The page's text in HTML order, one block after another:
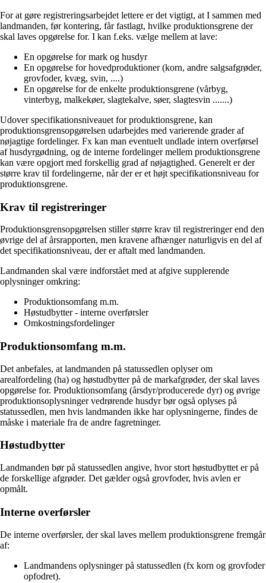
For at gøre registreringsarbejdet lettere er det vigtigt, at I sammen med
landmanden, før kontering, får fastlagt, hvilke produktionsgrene der
skal laves opgørelse for. I kan f.eks. vælge mellem at lave:
En opgørelse for mark og husdyr
En opgørelse for hovedproduktioner (korn, andre salgsafgrøder,
grovfoder, kvæg, svin, ....)
En opgørelse for de enkelte produktionsgrene (vårbyg,
vinterbyg, malkekøer, slagtekalve, søer, slagtesvin .......)
Udover specifikationsniveauet for produktionsgrene, kan
produktionsgrensopgørelsen udarbejdes med varierende grader af
nøjagtige fordelinger. Fx kan man eventuelt undlade intern overførsel
af husdyrgødning, og de interne fordelinger mellem produktionsgrene
kan være opgjort med forskellig grad af nøjagtighed. Generelt er der
større krav til fordelingerne, når der er et højt specifikationsniveau for
produktionsgrene.
Krav til registreringer
Produktionsgrensopgørelsen stiller større krav til registreringer end den
øvrige del af årsrapporten, men kravene afhænger naturligvis en del af
det specifikationsniveau, der er aftalt med landmanden.
Landmanden skal være indforstået med at afgive supplerende
oplysninger omkring:
Produktionsomfang m.m.
Høstudbytter - interne overførsler
Omkostningsfordelinger
Produktionsomfang m.m.
Det anbefales, at landmanden på statussedlen oplyser om
arealfordeling (ha) og høstudbytter på de markafgrøder, der skal laves
opgørelse for. Produktionsomfang (årsdyr/producerede dyr) og øvrige
produktionsoplysninger vedrørende husdyr bør også oplyses på
statussedlen, men hvis landmanden ikke har oplysningerne, findes de
måske i materiale fra de andre fagretninger.
Høstudbytter
Landmanden bør på statussedlen angive, hvor stort høstudbyttet er på
de forskellige afgrøder. Det gælder også grovfoder, hvis avlen er
opmålt.
Interne overførsler
De interne overførsler, der skal laves mellem produktionsgrene fremgår
af:
Landmandens oplysninger på statussedlen (fx korn og grovfoder
opfodret).